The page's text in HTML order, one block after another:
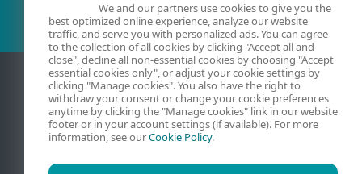
We and our partners use cookies to give you the
best optimized online experience, analyze our website
traffic, and serve you with personalized ads. You can agree
to the collection of all cookies by clicking "Accept all and
close", decline all non-essential cookies by choosing "Accept
essential cookies only", or adjust your cookie settings by
clicking "Manage cookies". You also have the right to
withdraw your consent or change your cookie preferences
anytime by clicking the "Manage cookies" link in our website
footer or in your account settings (if available). For more
information, see ourCookie Policy.